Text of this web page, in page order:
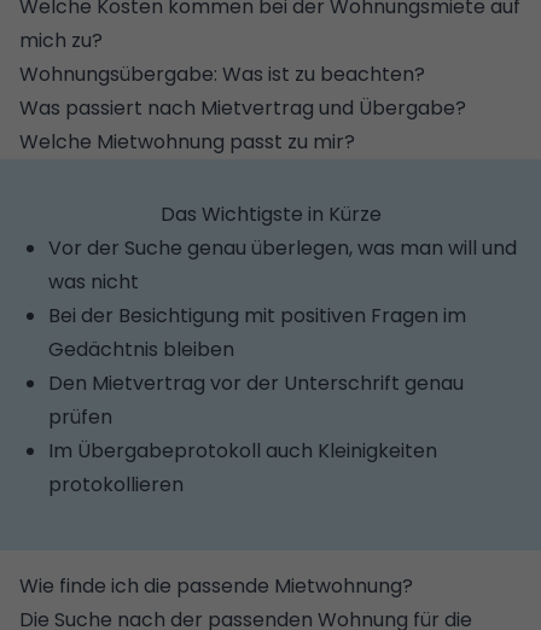
Welche Kosten kommen bei der Wohnungsmiete auf
mich zu?
Wohnungsübergabe: Was ist zu beachten?
Was passiert nach Mietvertrag und Übergabe?
Welche Mietwohnung passt zu mir?
Das Wichtigste in Kürze
Vor der Suche genau überlegen, was man will und
was nicht
Bei der Besichtigung mit positiven Fragen im
Gedächtnis bleiben
Den Mietvertrag vor der Unterschrift genau
prüfen
Im Übergabeprotokoll auch Kleinigkeiten
protokollieren
Wie finde ich die passende Mietwohnung?
Die Suche nach der passenden Wohnung für die